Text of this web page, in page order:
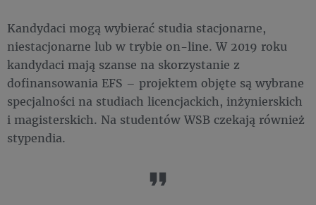
Kandydaci mogą wybierać studia stacjonarne,
niestacjonarne lub w trybie on-line. W 2019 roku
kandydaci mają szanse na skorzystanie z
dofinansowania EFS – projektem objęte są wybrane
specjalności na studiach licencjackich, inżynierskich
i magisterskich. Na studentów WSB czekają również
stypendia.